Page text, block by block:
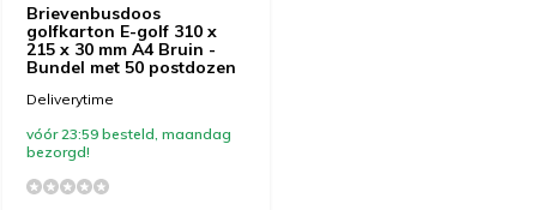
Brievenbusdoos
golfkarton E-golf 310 x
215 x 30 mm A4 Bruin -
Bundel met 50 postdozen
Deliverytime
vóór 23:59 besteld, maandag
bezorgd!